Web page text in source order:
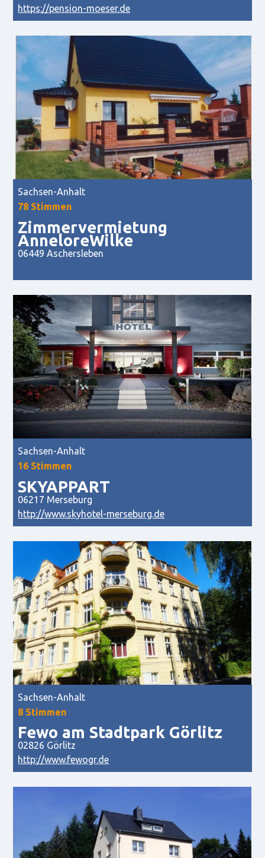
https://pension-moeser.de
Sachsen-Anhalt
78 Stimmen
Zimmervermietung
AnneloreWilke
06449 Aschersleben
Sachsen-Anhalt
16 Stimmen
SKYAPPART
06217 Merseburg
http://www.skyhotel-merseburg.de
Sachsen-Anhalt
8 Stimmen
Fewo am Stadtpark Görlitz
02826 Görlitz
http://www.fewogr.de